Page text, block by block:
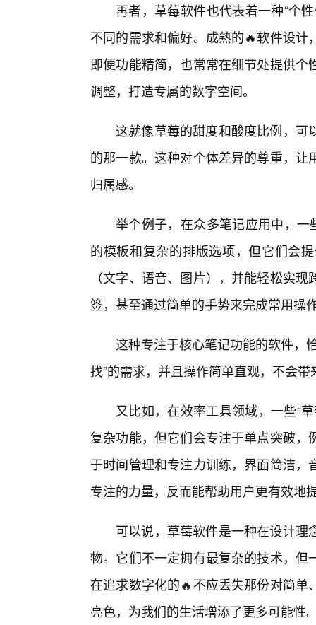
再者，草莓软件也代表着一种“个
不同的需求和偏好。成熟的🔥软件设
即便功能精简，也常常在细节处提供
调整，打造专属的数字空间。
这就像草莓的甜度和酸度比例，可
的那一款。这种对个体差异的尊重，
归属感。
举个例子，在众多笔记应用中，一
的模板和复杂的排版选项，但它们会
（文字、语音、图片），并能轻松实
签，甚至通过简单的手势来完成常用操
这种专注于核心笔记功能的软件，
找”的需求，并且操作简单直观，不会
又比如，在效率工具领域，一些“
复杂功能，但它们会专注于单点突破
于时间管理和专注力训练，界面简洁
专注的力量，反而能帮助用户更有效地
可以说，草莓软件是一种在设计
物。它们不一定拥有最复杂的技术，
在追求数字化的🔥不应丢失那份对简
亮色，为我们的生活增添了更多可能性